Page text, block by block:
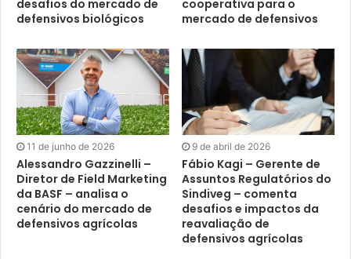
desafios do mercado de
defensivos biológicos
cooperativa para o
mercado de defensivos
11 de junho de 2026
Alessandro Gazzinelli –
Diretor de Field Marketing
da BASF – analisa o
cenário do mercado de
defensivos agrícolas
9 de abril de 2026
Fábio Kagi – Gerente de
Assuntos Regulatórios do
Sindiveg – comenta
desafios e impactos da
reavaliação de
defensivos agrícolas